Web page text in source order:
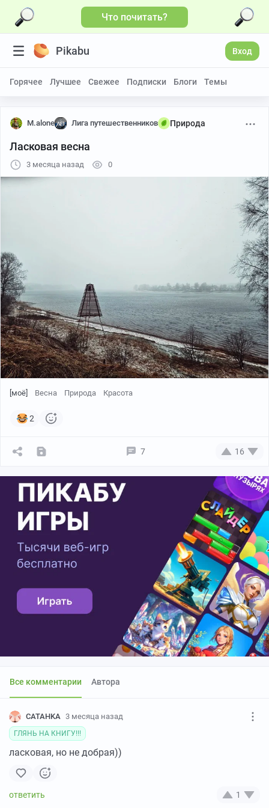
Что почитать?
Pikabu Вход
Горячее Лучшее Свежее Подписки Блоги Темы
M.alone Лига путешественников Природа
Ласковая весна
3 месяца назад 0
[моё] Весна Природа Красота
2
7 16
Все комментарии Автора
CATAHKA 3 месяца назад
ГЛЯНЬ НА КНИГУ!!!
ласковая, но не добрая))
1